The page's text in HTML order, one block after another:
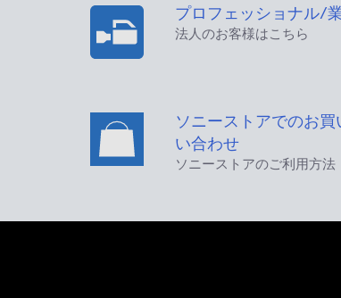
プロフェッショナル/
法人のお客様はこちら
ソニーストアでのお
い合わせ
ソニーストアのご利用方